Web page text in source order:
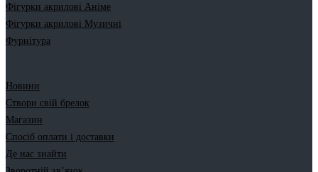
Фігурки акрилові Аніме
Фігурки акрилові Музичні
Фурнітура
Новини
Створи свій брелок
Магазин
Спосіб оплати і доставки
Де нас знайти